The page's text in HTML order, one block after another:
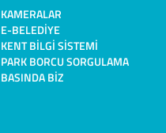
KAMERALAR
E-BELEDIYE
KENT BILGI SISTEMI
PARK BORCU SORGULAMA
BASINDA BIZ